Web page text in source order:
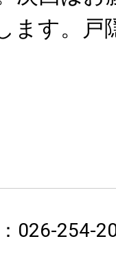
ます。戸
026-254-